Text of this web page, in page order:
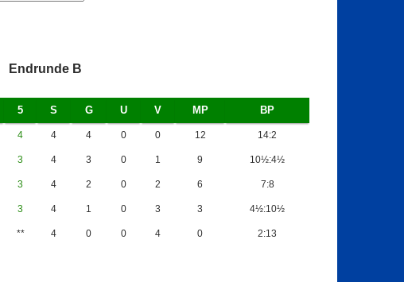
Endrunde B
5 S G U V MP BP
4 4 4 0 0 12 14:2
3 4 3 0 1 9 10½:4½
3 4 2 0 2 6 7:8
3 4 1 0 3 3 4½:10½
** 4 0 0 4 0 2:13